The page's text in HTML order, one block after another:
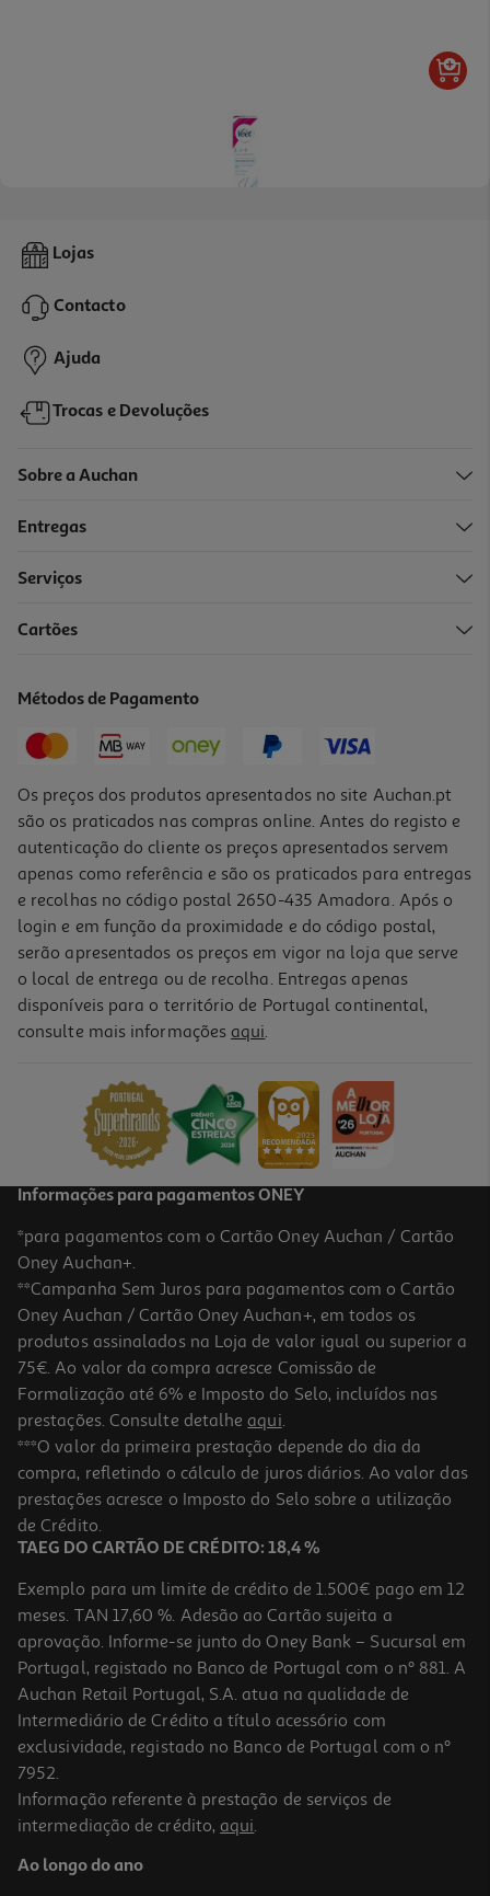
Creme Veet Depilatório Pele Sensível 200ml
6,99 €
-50%
Price reduced from
16,99 €to
Promoção
Creme Depilatório Veet Expert Kit Zona Bikini 50+50ml
Creme Depilatorio Body Natur Peles Sensíveis 100ml
20.2 €/Lt
2,02 €
Creme Depilatório Veet Expert Pernas E Corpo 200 Ml
36.7 €/Lt
Lojas
Contacto
Ajuda
Trocas e Devoluções
Sobre a Auchan
Entregas
Serviços
Cartões
Métodos de Pagamento
Os preços dos produtos apresentados no site Auchan.pt
são os praticados nas compras online. Antes do registo e
autenticação do cliente os preços apresentados servem
apenas como referência e são os praticados para entregas
e recolhas no código postal 2650-435 Amadora. Após o
login e em função da proximidade e do código postal,
serão apresentados os preços em vigor na loja que serve
o local de entrega ou de recolha. Entregas apenas
disponíveis para o território de Portugal continental,
consulte mais informações aqui.
Informações para pagamentos ONEY
*para pagamentos com o Cartão Oney Auchan / Cartão
Oney Auchan+.
**Campanha Sem Juros para pagamentos com o Cartão
Oney Auchan / Cartão Oney Auchan+, em todos os
produtos assinalados na Loja de valor igual ou superior a
75€. Ao valor da compra acresce Comissão de
Formalização até 6% e Imposto do Selo, incluídos nas
prestações. Consulte detalhe aqui.
***O valor da primeira prestação depende do dia da
compra, refletindo o cálculo de juros diários. Ao valor das
prestações acresce o Imposto do Selo sobre a utilização
de Crédito.
TAEG DO CARTÃO DE CRÉDITO: 18,4 %
Exemplo para um limite de crédito de 1.500€ pago em 12
meses. TAN 17,60 %. Adesão ao Cartão sujeita a
aprovação. Informe-se junto do Oney Bank – Sucursal em
Portugal, registado no Banco de Portugal com o nº 881. A
Auchan Retail Portugal, S.A. atua na qualidade de
Intermediário de Crédito a título acessório com
exclusividade, registado no Banco de Portugal com o nº
7952.
Informação referente à prestação de serviços de
intermediação de crédito, aqui.
Ao longo do ano